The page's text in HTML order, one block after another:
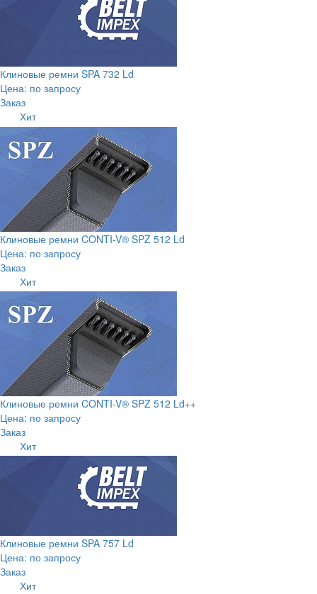
Клиновые ремни SPA 732 Ld
Цена: по запросу
Заказ
Хит
Клиновые ремни CONTI-V® SPZ 512 Ld
Цена: по запросу
Заказ
Хит
Клиновые ремни CONTI-V® SPZ 512 Ld++
Цена: по запросу
Заказ
Хит
Клиновые ремни SPA 757 Ld
Цена: по запросу
Заказ
Хит